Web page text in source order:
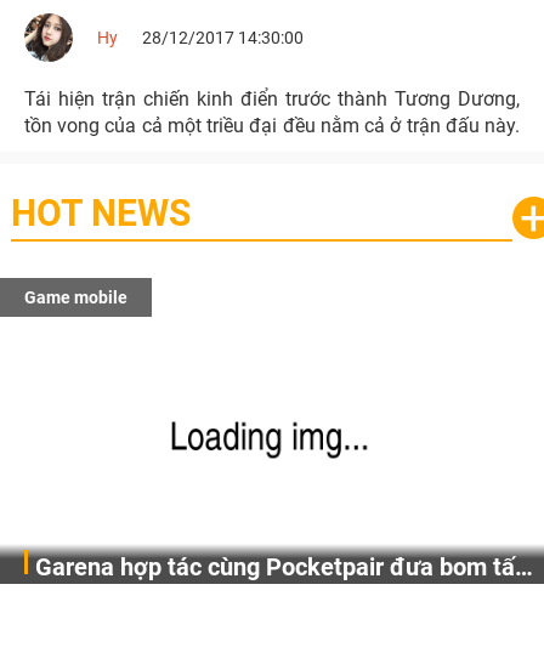
Hy 28/12/2017 14:30:00
Tái hiện trận chiến kinh điển trước thành Tương Dương,
tồn vong của cả một triều đại đều nằm cả ở trận đấu này.
HOT NEWS
Game mobile
Garena hợp tác cùng Pocketpair đưa bom tấn